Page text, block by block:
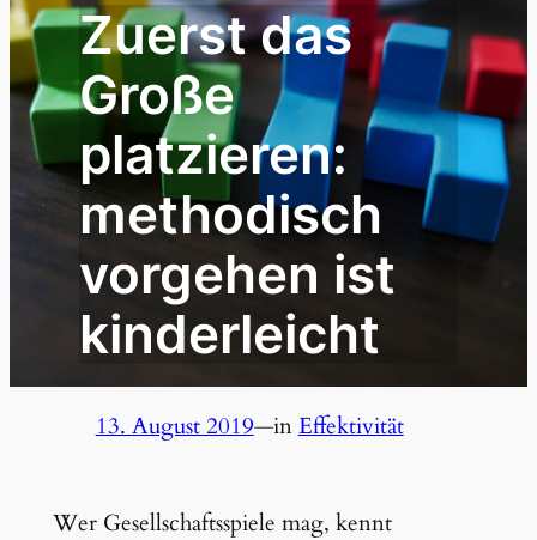
Zuerst das
Große
platzieren:
methodisch
vorgehen ist
kinderleicht
13. August 2019—inEffektivität
Wer Gesellschaftsspiele mag, kennt